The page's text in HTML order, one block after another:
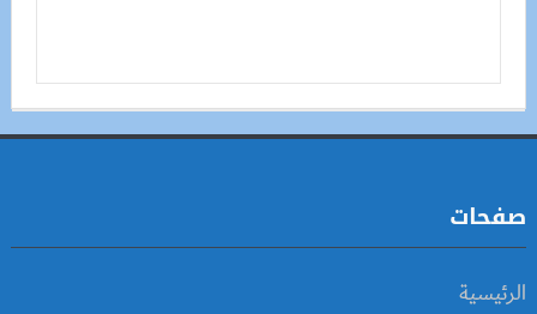
صفحات
الرئيسية